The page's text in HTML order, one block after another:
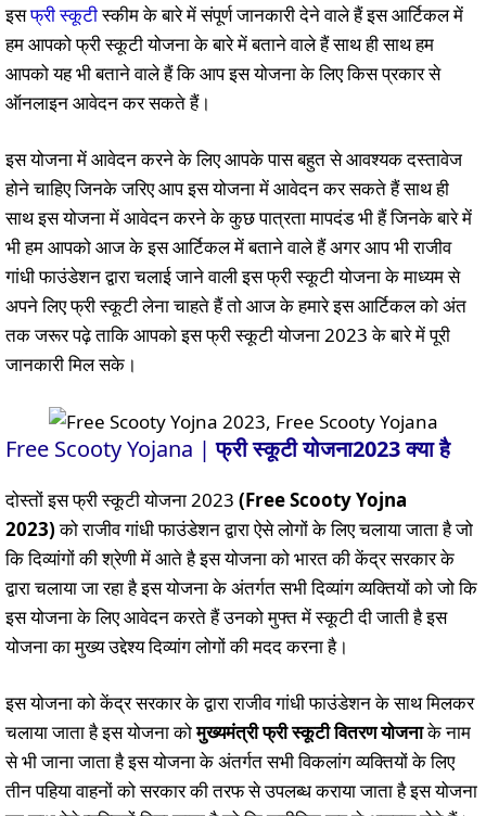
इसफ्री स्कूटीस्कीम के बारे में संपूर्ण जानकारी देने वाले हैं इस आर्टिकल में
हम आपको फ्री स्कूटी योजना के बारे में बताने वाले हैं साथ ही साथ हम
आपको यह भी बताने वाले हैं कि आप इस योजना के लिए किस प्रकार से
ऑनलाइन आवेदन कर सकते हैं।
इस योजना में आवेदन करने के लिए आपके पास बहुत से आवश्यक दस्तावेज
होने चाहिए जिनके जरिए आप इस योजना में आवेदन कर सकते हैं साथ ही
साथ इस योजना में आवेदन करने के कुछ पात्रता मापदंड भी हैं जिनके बारे में
भी हम आपको आज के इस आर्टिकल में बताने वाले हैं अगर आप भी राजीव
गांधी फाउंडेशन द्वारा चलाई जाने वाली इस फ्री स्कूटी योजना के माध्यम से
अपने लिए फ्री स्कूटी लेना चाहते हैं तो आज के हमारे इस आर्टिकल को अंत
तक जरूर पढ़े ताकि आपको इस फ्री स्कूटी योजना 2023 के बारे में पूरी
जानकारी मिल सके।
Free Scooty Yojana |फ्री स्कूटी योजना2023 क्या है
दोस्तों इस फ्री स्कूटी योजना 2023 (Free Scooty Yojna
2023)को राजीव गांधी फाउंडेशन द्वारा ऐसे लोगों के लिए चलाया जाता है जो
कि दिव्यांगों की श्रेणी में आते है इस योजना को भारत की केंद्र सरकार के
द्वारा चलाया जा रहा है इस योजना के अंतर्गत सभी दिव्यांग व्यक्तियों को जो कि
इस योजना के लिए आवेदन करते हैं उनको मुफ्त में स्कूटी दी जाती है इस
योजना का मुख्य उद्देश्य दिव्यांग लोगों की मदद करना है।
इस योजना को केंद्र सरकार के द्वारा राजीव गांधी फाउंडेशन के साथ मिलकर
चलाया जाता है इस योजना कोमुख्यमंत्री फ्री स्कूटी वितरण योजनाके नाम
से भी जाना जाता है इस योजना के अंतर्गत सभी विकलांग व्यक्तियों के लिए
तीन पहिया वाहनों को सरकार की तरफ से उपलब्ध कराया जाता है इस योजना